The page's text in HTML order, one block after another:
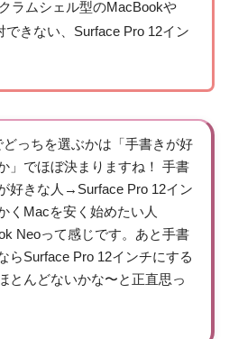
ラムシェル型のMacBookや
できない、Surface Pro 12イン
どっちを選ぶかは「手書きが好
」でほぼ決まりますね！ 手書
好きな人→Surface Pro 12イン
くMacを安く始めたい人
Neoって感じです。あと手書
らSurface Pro 12インチにする
とんどないかな〜と正直思っ